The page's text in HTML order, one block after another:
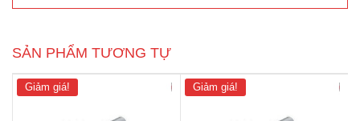
SẢN PHẨM TƯƠNG TỰ
Giảm giá! Giảm giá!